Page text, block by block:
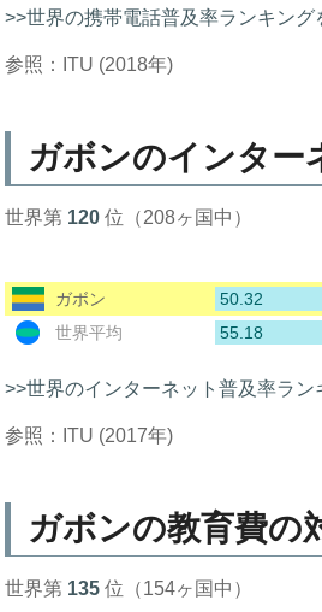
>>世界の携帯電話普及率ランキング
参照：ITU (2018年)
ガボンのインター
世界第 120 位（208ヶ国中）
ガボン
50.32
世界平均
55.18
>>世界のインターネット普及率ラン
参照：ITU (2017年)
ガボンの教育費の
世界第 135 位（154ヶ国中）